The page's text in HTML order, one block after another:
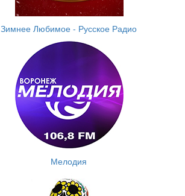
Зимнее Любимое - Русское Радио
Мелодия